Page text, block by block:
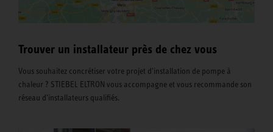
Trouver un installateur près de chez vous
Vous souhaitez concrétiser votre projet d'installation de pompe à
chaleur ? STIEBEL ELTRON vous accompagne et vous recommande son
réseau d'installateurs qualifiés.